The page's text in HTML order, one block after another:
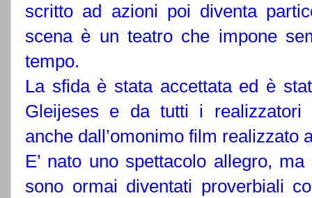
scritto ad azioni poi diventa
scena è un teatro che impone
tempo.
La sfida è stata accettata ed è
Gleijeses e da tutti i realizzatori
anche dall’omonimo film realizzato
E’ nato uno spettacolo allegro,
sono ormai diventati proverbiali